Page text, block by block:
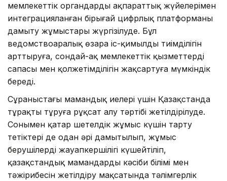
мемлекеттік органдардың ақпараттық жүйелерімен
интеграцияланған бірыңғай цифрлық платформаны
дамыту жұмыстары жүргізілуде. Бұл
ведомствоаралық өзара іс-қимылдың тиімділігін
арттыруға, сондай-ақ мемлекеттік қызметтердің
сапасы мен қолжетімділігін жақсартуға мүмкіндік
береді.
Сұраныстағы мамандық иелері үшін Қазақстанда
тұрақты тұруға рұқсат алу тәртібі жетілдірілуде.
Сонымен қатар шетелдік жұмыс күшін тарту
тетіктері де одан әрі дамытылып, жұмыс
берушілердің жауапкершілігі күшейтіліп,
қазақстандық мамандардың кәсіби білімі мен
тәжірибесін жетілдіру мақсатында тәлімгерлік